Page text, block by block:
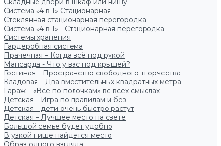
Складные двери в шкаф или нишу
Система «4 в 1» Стационарная
Стеклянная стационарная перегородка
Система «4 в 1» - Стационарная перегородка
Системы хранения
Гардеробная система
Прачечная – Когда всё под рукой
Мансарда - Что у вас под крышей?
Гостиная – Пространство свободного творчества
Кладовая – Два вместительных квадратных метра
Гараж – «Всё по полочкам» во всех смыслах
Детская – Игра по правилам и без
Детская – дети очень быстро растут
Детская – Лучшее место на свете
Большой семье будет удобно
В узкой нише найдется место
Образ одного взгляда